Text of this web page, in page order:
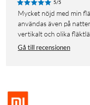
5/5
Mycket nöjd med min fläkt. Den är tyst och kan därmed
användas även på
vertikalt och olika
Gå till recensionen